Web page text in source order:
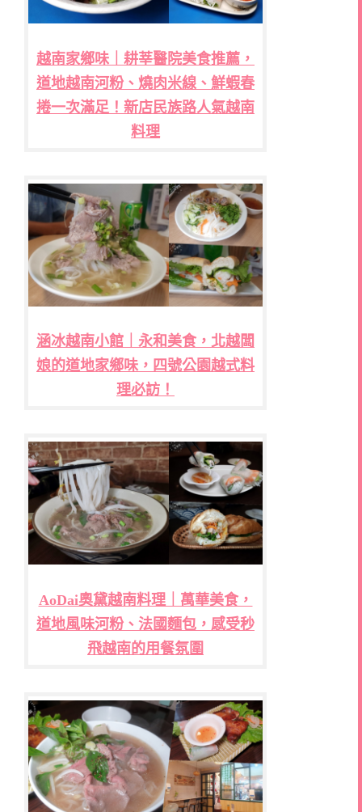
越南家鄉味｜耕莘醫院美食推薦，
道地越南河粉、燒肉米線、鮮蝦春
捲一次滿足！新店民族路人氣越南
料理
涵冰越南小館｜永和美食，北越闆
娘的道地家鄉味，四號公園越式料
理必訪！
AoDai奧黛越南料理｜萬華美食，
道地風味河粉、法國麵包，感受秒
飛越南的用餐氛圍